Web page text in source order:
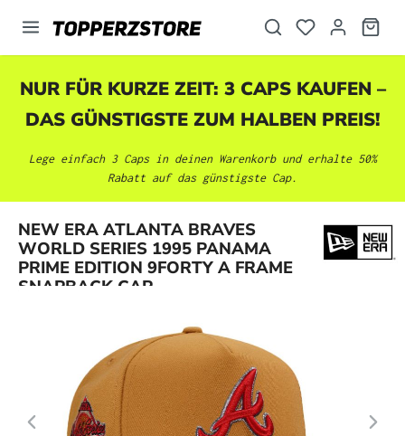
springen
NUR FÜR KURZE ZEIT: 3 CAPS KAUFEN –
DAS GÜNSTIGSTE ZUM HALBEN PREIS!
Lege einfach 3 Caps in deinen Warenkorb und erhalte 50%
Rabatt auf das günstigste Cap.
NEW ERA ATLANTA BRAVES
WORLD SERIES 1995 PANAMA
PRIME EDITION 9FORTY A FRAME
SNAPBACK CAP
Bildergalerie überspringen